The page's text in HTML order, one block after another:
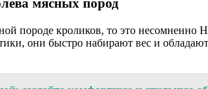
мясных пород
породе кроликов, то это несомненно
они быстро набирают вес и